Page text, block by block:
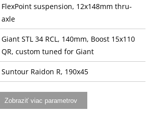
FlexPoint suspension, 12x148mm thru-
axle
Giant STL 34 RCL, 140mm, Boost 15x110
QR, custom tuned for Giant
Suntour Raidon R, 190x45
Giant Contact SL TR35, 780x35mm
Giant Sole-O
Zobraziť viac parametrov